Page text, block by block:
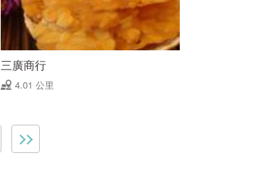
三廣商行
4.01 公里